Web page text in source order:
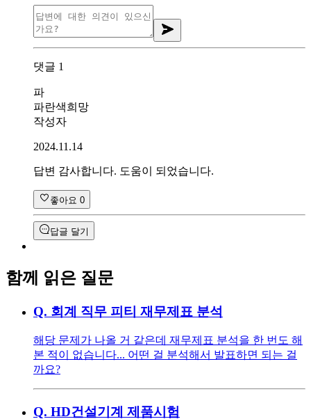
댓글 1
파
파란색희망
작성자
2024.11.14
답변 감사합니다. 도움이 되었습니다.
좋아요 0
답글 달기
함께 읽은 질문
Q. 회계 직무 피티 재무제표 분석
해당 문제가 나올 거 같은데 재무제표 분석을 한 번도 해
본 적이 없습니다... 어떤 걸 분석해서 발표하면 되는 걸
까요?
Q. HD건설기계 제품시험